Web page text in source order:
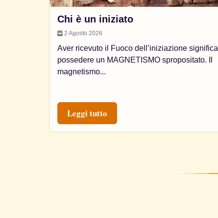
Chi è un iniziato
2 Agosto 2026
Aver ricevuto il Fuoco dell’iniziazione significa
possedere un MAGNETISMO spropositato. Il
magnetismo...
Leggi tutto